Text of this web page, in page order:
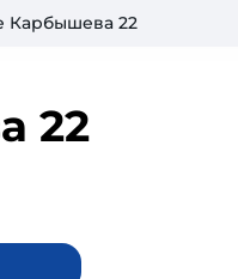
Карбышева 22
22